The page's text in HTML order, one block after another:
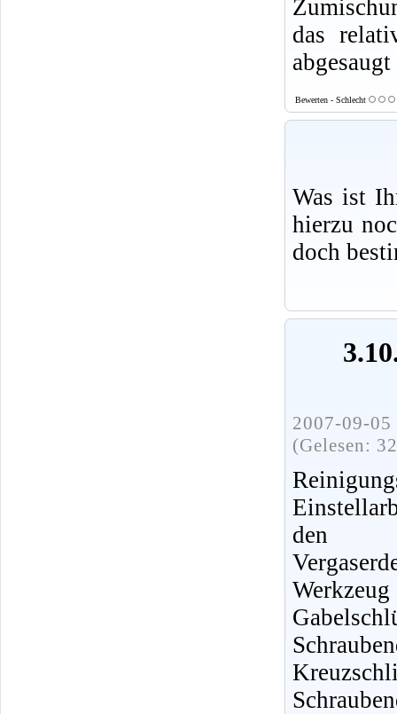
das
Bewerten - Schlecht
Was ist
hierzu
doch
2007-09-
(Gelesen:
den